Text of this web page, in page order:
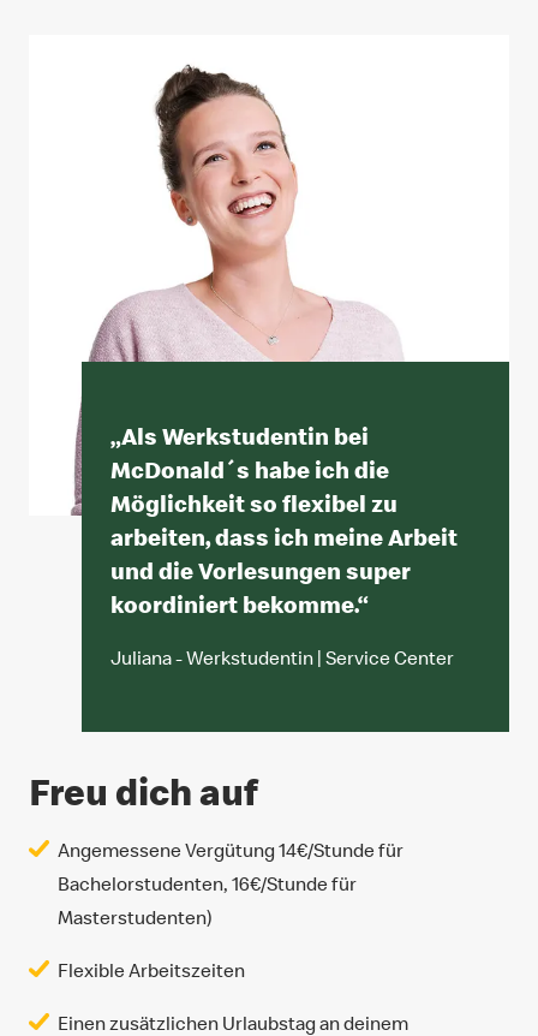
„Als Werkstudentin bei
McDonald´s habe ich die
Möglichkeit so flexibel zu
arbeiten, dass ich meine Arbeit
und die Vorlesungen super
koordiniert bekomme.“
Juliana - Werkstudentin | Service Center
Freu dich auf
Angemessene Vergütung 14€/Stunde für
Bachelorstudenten, 16€/Stunde für
Masterstudenten)
Flexible Arbeitszeiten
Einen zusätzlichen Urlaubstag an deinem